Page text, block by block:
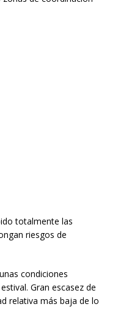
totalmente las
riesgos de
condiciones
Gran escasez de
relativa más baja de lo